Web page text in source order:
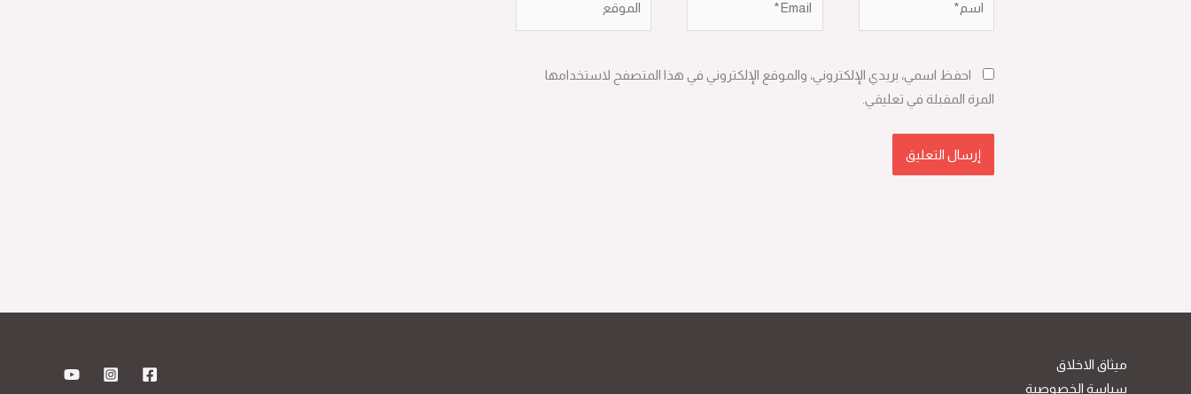
احفظ اسمي، بريدي الإلكتروني، والموقع الإلكتروني في هذا المتصفح لاستخدامها
المرة المقبلة في تعليقي.
ميثاق الاخلاق
سياسة الخصوصية